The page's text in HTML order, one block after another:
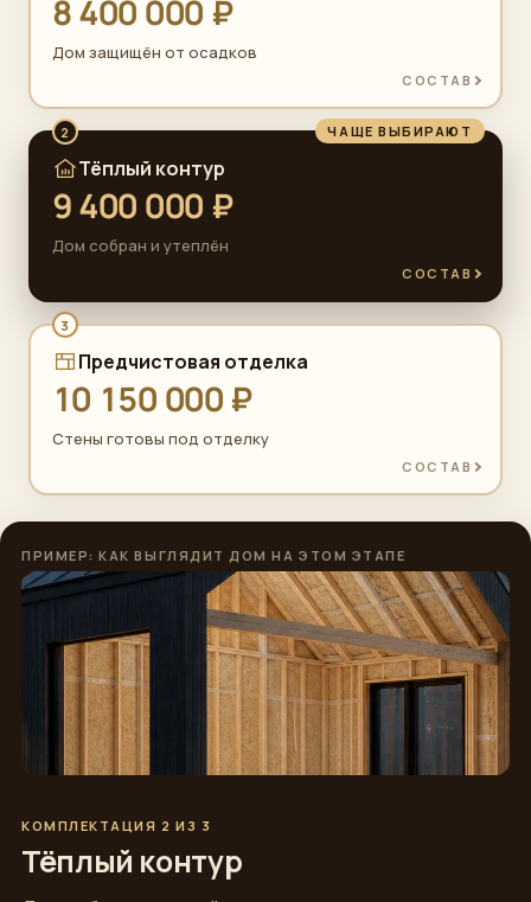
8 400 000 ₽
Дом защищён от осадков
СОСТАВ
2 ЧАЩЕ ВЫБИРАЮТ
Тёплый контур
9 400 000 ₽
Дом собран и утеплён
СОСТАВ
3
Предчистовая отделка
10 150 000 ₽
Стены готовы под отделку
СОСТАВ
ПРИМЕР: КАК ВЫГЛЯДИТ ДОМ НА ЭТОМ ЭТАПЕ
КОМПЛЕКТАЦИЯ 2 ИЗ 3
Тёплый контур